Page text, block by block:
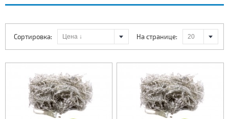
На странице:
Сортировка: